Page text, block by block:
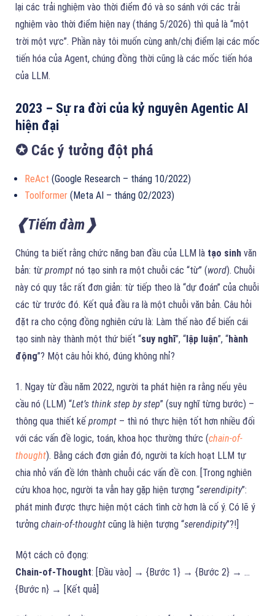
lại các trải nghiệm vào thời điểm đó và so sánh với các trải
nghiệm vào thời điểm hiện nay (tháng 5/2026) thì quả là “một
trời một vực”. Phần này tôi muốn cùng anh/chị điểm lại các mốc
tiến hóa của Agent, chúng đồng thời cũng là các mốc tiến hóa
của LLM.
2023 – Sự ra đời của kỷ nguyên Agentic AI
hiện đại
✪ Các ý tưởng đột phá
ReAct (Google Research – tháng 10/2022)
Toolformer (Meta AI – tháng 02/2023)
❰Tiếm đàm ❱
Chúng ta biết rằng chức năng ban đầu của LLM là tạo sinh văn
bản: từ prompt nó tạo sinh ra một chuỗi các “từ” (word). Chuỗi
này có quy tắc rất đơn giản: từ tiếp theo là “dự đoán” của chuỗi
các từ trước đó. Kết quả đầu ra là một chuỗi văn bản. Câu hỏi
đặt ra cho cộng đồng nghiên cứu là: Làm thế nào để biến cái
tạo sinh này thành một thứ biết “suy nghĩ”, “lập luận”, “hành
động”? Một câu hỏi khó, đúng không nhỉ?
1. Ngay từ đầu năm 2022, người ta phát hiện ra rằng nếu yêu
cầu nó (LLM) “Let’s think step by step” (suy nghĩ từng bước) –
thông qua thiết kế prompt – thì nó thực hiện tốt hơn nhiều đối
với các vấn đề logic, toán, khoa học thường thức (chain-of-
thought). Bằng cách đơn giản đó, người ta kích hoạt LLM tự
chia nhỏ vấn đề lớn thành chuỗi các vấn đề con. [Trong nghiên
cứu khoa học, người ta vẫn hay gặp hiện tượng “serendipity”:
phát minh được thực hiện một cách tình cờ hơn là cố ý. Có lẽ ý
tưởng chain-of-thought cũng là hiện tượng “serendipity”?!]
Một cách cô đọng:
Chain-of-Thought: [Đầu vào] → {Bước 1} → {Bước 2} → …
{Bước n} → [Kết quả]